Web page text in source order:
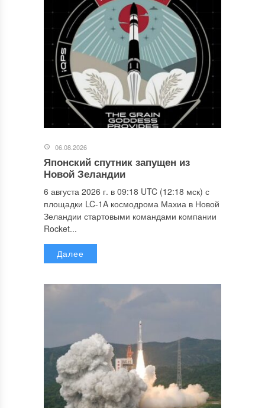
06.08.2026
Японский спутник запущен из
Новой Зеландии
6 августа 2026 г. в 09:18 UTC (12:18 мск) с
площадки LC-1A космодрома Махиа в Новой
Зеландии стартовыми командами компании
Rocket...
Далее